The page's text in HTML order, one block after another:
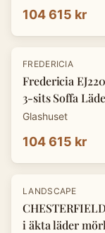
104 615 kr
FREDERICIA
Fredericia
3-sits Soffa
Glashuset
104 615 kr
- 30%
LANDSCAPE
i äkta läder